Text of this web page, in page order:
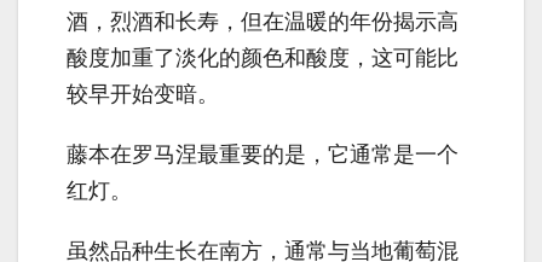
酒，烈酒和长寿，但在温暖的年份揭示高
酸度加重了淡​​化的颜色和酸度，这可能比
较早开始变暗。
藤本在罗马涅最重要的是，它通常是一个
红灯。
虽然品种生长在南方，通常与当地葡萄混